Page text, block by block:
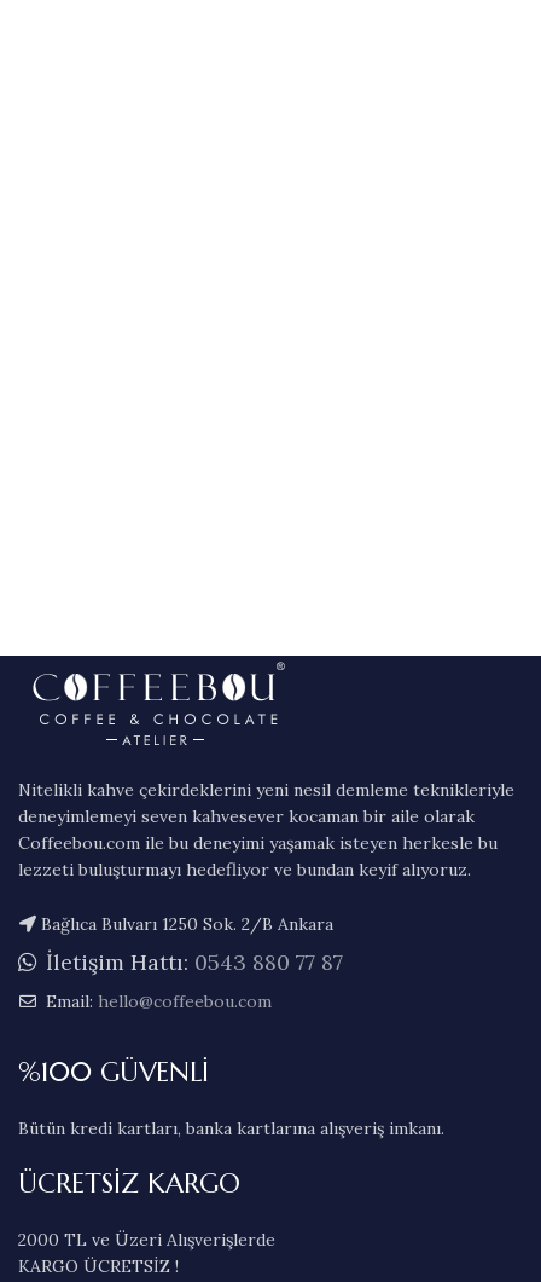
Nitelikli kahve çekirdeklerini yeni nesil demleme teknikleriyle
deneyimlemeyi seven kahvesever kocaman bir aile olarak
Coffeebou.com ile bu deneyimi yaşamak isteyen herkesle bu
lezzeti buluşturmayı hedefliyor ve bundan keyif alıyoruz.
Bağlıca Bulvarı 1250 Sok. 2/B Ankara
İletişim Hattı: 0543 880 77 87
Email: hello@coffeebou.com
%100 GÜVENLİ
Bütün kredi kartları, banka kartlarına alışveriş imkanı.
ÜCRETSİZ KARGO
2000 TL ve Üzeri Alışverişlerde
KARGO ÜCRETSİZ !